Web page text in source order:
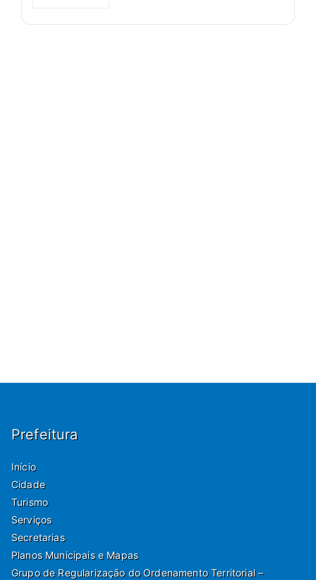
Prefeitura
Início
Cidade
Turismo
Serviços
Secretarias
Planos Municipais e Mapas
Grupo de Regularização do Ordenamento Territorial –